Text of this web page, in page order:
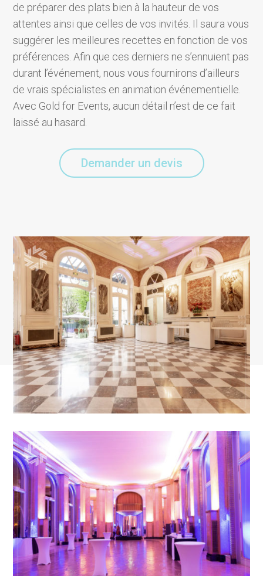
de préparer des plats bien à la hauteur de vos
attentes ainsi que celles de vos invités. Il saura vous
suggérer les meilleures recettes en fonction de vos
préférences. Afin que ces derniers ne s’ennuient pas
durant l’événement, nous vous fournirons d’ailleurs
de vrais spécialistes en animation événementielle.
Avec Gold for Events, aucun détail n’est de ce fait
laissé au hasard.
Demander un devis